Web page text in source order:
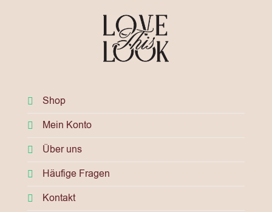
Shop
Mein Konto
Über uns
Häufige Fragen
Kontakt